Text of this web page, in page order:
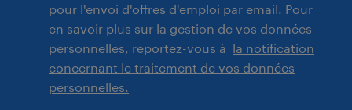
pour l'envoi d'offres d'emploi par email. Pour
en savoir plus sur la gestion de vos données
personnelles, reportez-vous à la notification
concernant le traitement de vos données
personnelles.